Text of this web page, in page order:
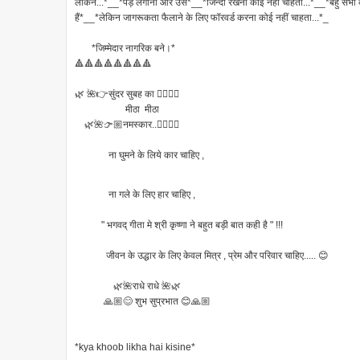
लेकिन...*__*पेड़ लगाना और उसे*__*जिन्दा रखना कोई नहीं चाहता...*__*बहु सभी
हैं*__*लेकिन जागरूकता फैलाने के लिए फॉरवर्ड करना कोई नहीं चाहता...*_
*जिम्मेदार नागरिक बने।*
🔺🔺🔺🔺🔺🔺🔺🔺
🌿 🌺👉सुंदर सुबह का 👈🏽🌺🌿
मीठा मीठा
🌿🌺👉🏼नमस्कार..👈🏽🌺🌿
ना घुमने के लिये कार चाहिए ,
ना गले के लिए हार चाहिए ,
" भगवद् गीता मे श्री कृष्णा ने बहुत बड़ी बात कही है " !!!
जीवन के उद्धार के लिए केवल मित्र , प्रेम और परिवार चाहिए..... 😊
🌿🌺राधे राधे 🌺🌿
🙏🏼😊 शुभ सुप्रभात 😊🙏🏼
*kya khoob likha hai kisine*